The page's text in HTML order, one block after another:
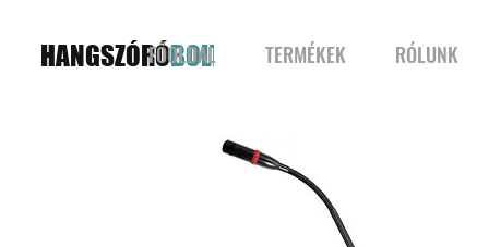
HANGSZÓRÓBOLT
FŐOLDAL TERMÉKEK RÓLUNK